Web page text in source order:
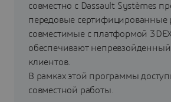
совместно с Dassault Systèmes
передовые сертифицированные
совместимые с платформой
обеспечивают
клиентов.
В рамках этой программы
совместной работы.